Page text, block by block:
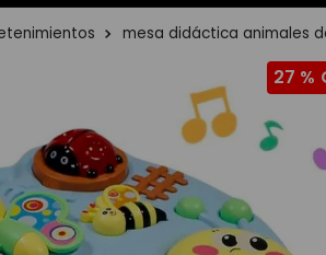
mesa didáctica animales
27 %